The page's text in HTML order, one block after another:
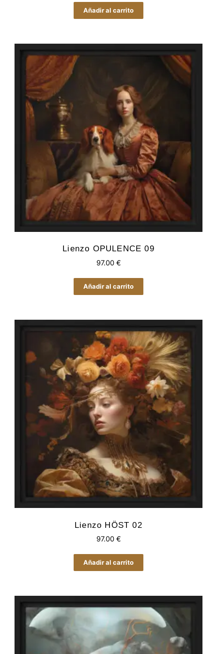
Añadir al carrito
Lienzo OPULENCE 09
97.00 €
Añadir al carrito
Lienzo HÖST 02
97.00 €
Añadir al carrito